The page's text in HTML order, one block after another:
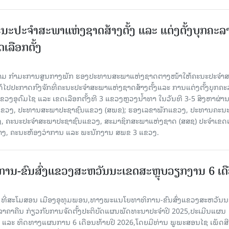
ະປະຈໍາສະພາແຫ່ງຊາດສ້າງຕັ້ງ ແລະ ແຕ່ງຕັ້ງບຸກຄະລ
ລືອກຕັ້ງ
ກຳມະການສູນກາງພັກ ຮອງປະທານສະພາແຫ່ງຊາດຕາງໜ້າໃຫ້ຄະນະປະຈໍາ
ປປະກາດກົງຈັກທີ່ຄະນະປະຈໍາສະພາແຫ່ງຊາດສ້າງຕັ້ງແລະ ການແຕ່ງຕັ້ງບຸກຄະ
ວງອຸດົມໄຊ ແລະ ເຂດເລືອກຕັ້ງທີ 3 ແຂວງຫຼວງນ້ຳທາ ໃນວັນທີ 3-5 ສິງຫາຜ່າ
ງ, ປະທານສະພາປະຊາຊົນແຂວງ (ສພຂ); ຮອງເລຂາພັກແຂວງ, ປະທານຄະນ
ະນະປະຈໍາສະພາປະຊາຊົນແຂວງ, ສະມາຊິກສະພາແຫ່ງຊາດ (ສສຊ) ປະຈໍາເຂດ
, ຄະນະຫ້ອງວ່າການ ແລະ ພະນັກງານ ສພຂ 3 ແຂວງ.
ນ-ຂົນສົ່ງແຂວງສະຫວັນນະເຂດສະຫຼຸບວຽກງານ 6 ເ
ສະໂມສອນ ເມືອງອຸທຸມພອນ,ທາງພະແນໂຍທາທິການ-ຂົນສົ່ງແຂວງສະຫວັນ
າຄາຄືນ ກ່ຽວກັບການຈັດຕັ້ງປະຕິບັດແຜນພັດທະນາປະຈໍາປີ 2025,ປະເມີນແຜນ
ລະ ທິດທາງແຜນການ 6 ເດືອນທ້າຍປີ 2026,ໂດຍມີທ່ານ ພູພະສອນໄຊ ເພັດ